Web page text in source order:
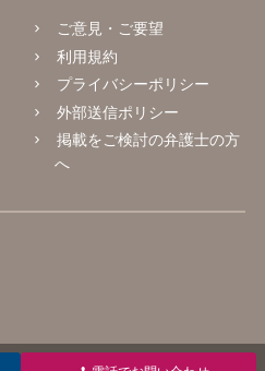
ご意見・ご要望
利用規約
プライバシーポリシー
外部送信ポリシー
掲載をご検討の弁護士の方
へ